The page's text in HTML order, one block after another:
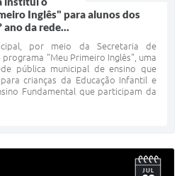
Inglês" para alunos dos
ano da rede...
por meio da Secretaria de
"Meu Primeiro Inglês", uma
pública municipal de ensino que
crianças da Educação Infantil e
Fundamental que participam da
JUL